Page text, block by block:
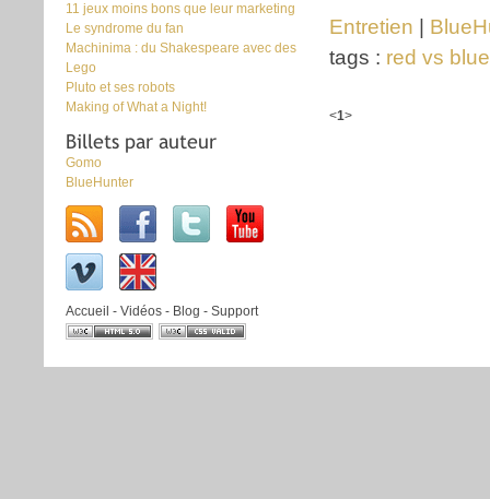
11 jeux moins bons que leur marketing
Le syndrome du fan
Machinima : du Shakespeare avec des
Lego
Pluto et ses robots
Making of What a Night!
Billets par auteur
Gomo
BlueHunter
Entretien
tags : red vs blue
<1>
Accueil - Vidéos - Blog - Support